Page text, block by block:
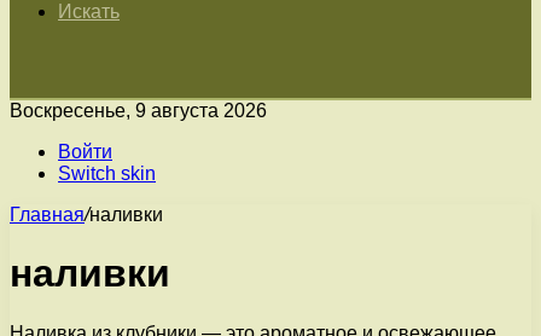
Искать
Воскресенье, 9 августа 2026
Войти
Switch skin
Главная/наливки
наливки